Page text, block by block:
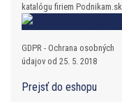
katalógu firiem Podnikam.sk
GDPR - Ochrana osobných
údajov od 25. 5. 2018
Prejsť do eshopu